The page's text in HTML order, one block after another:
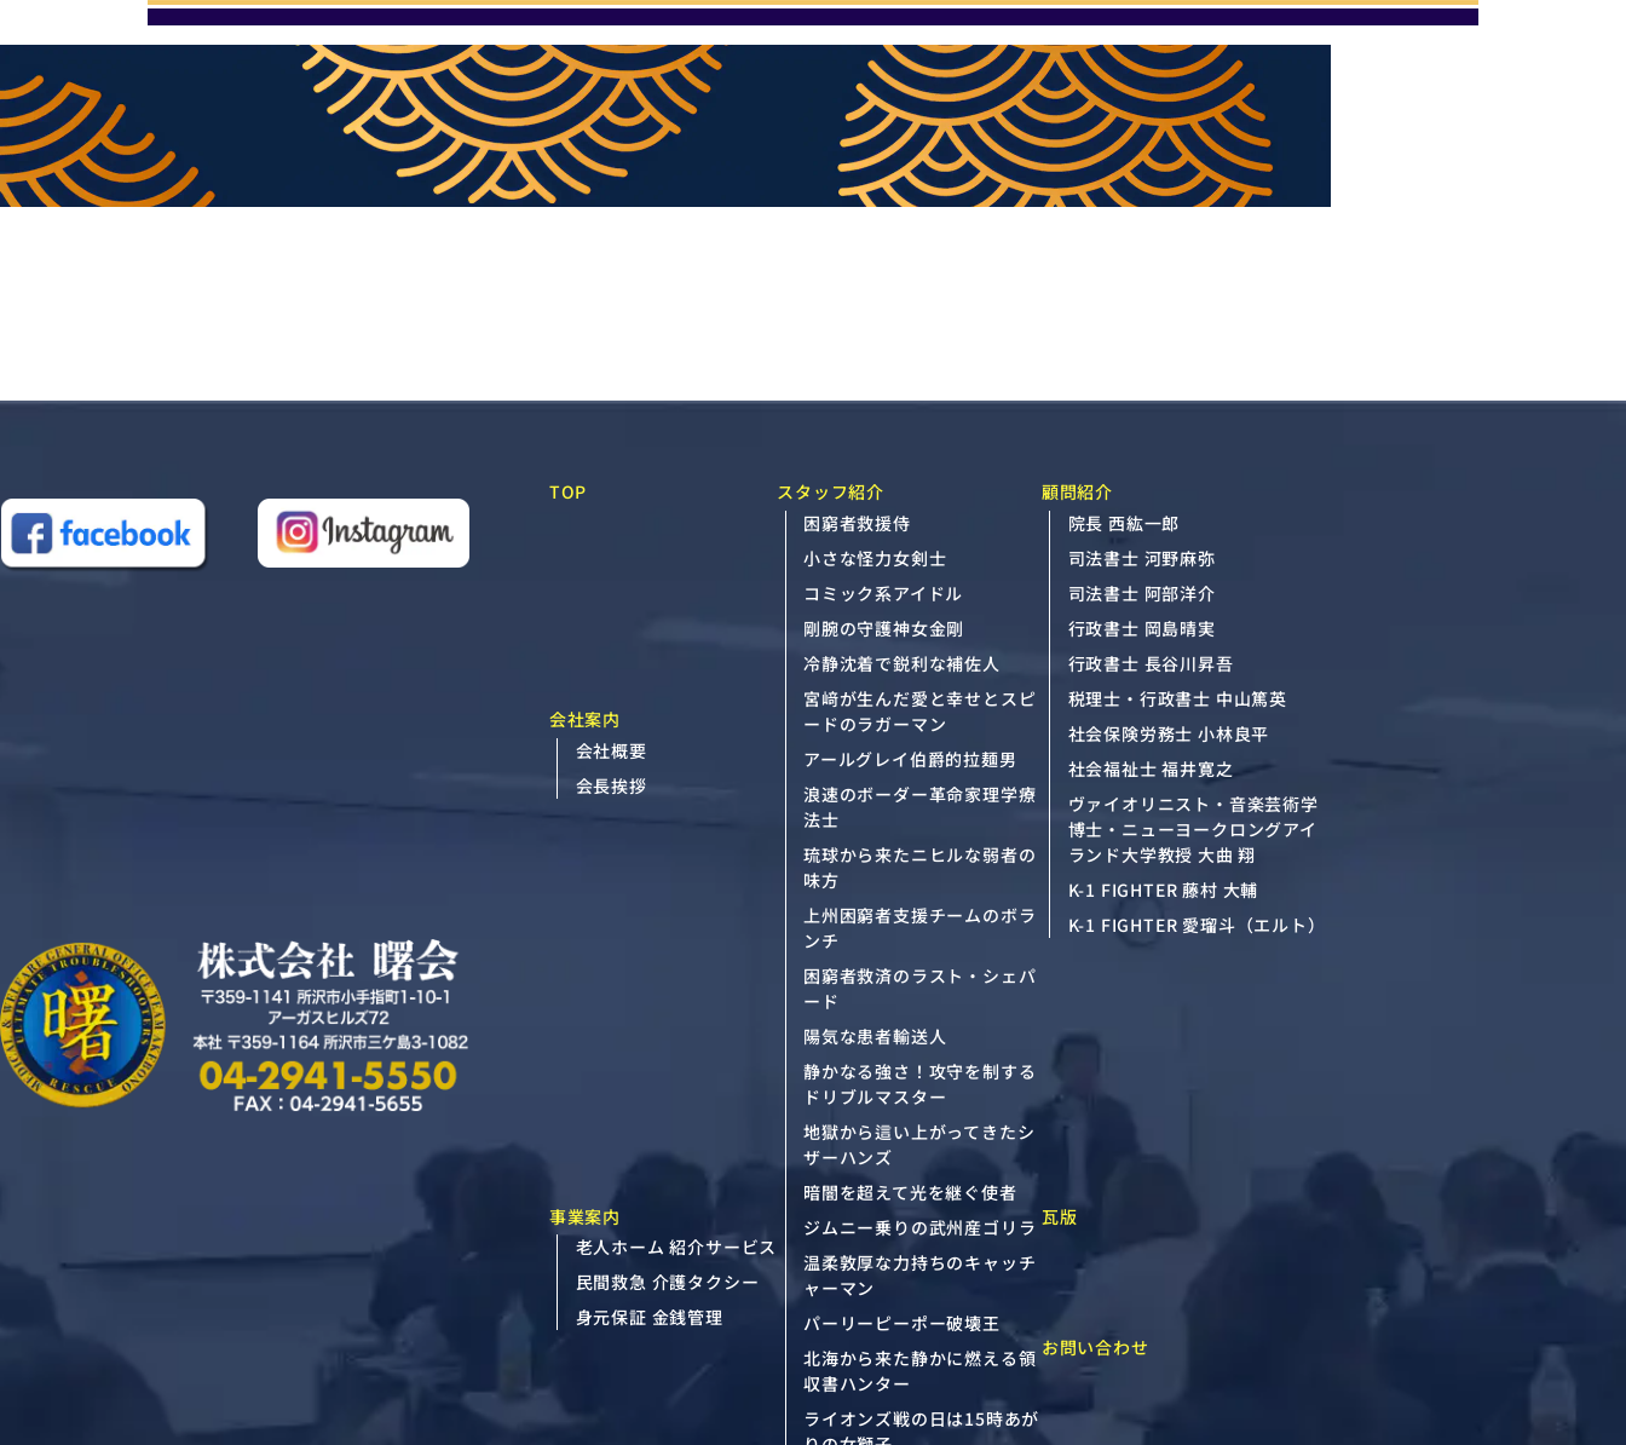
TOP
会社案内
会社概要
会長挨拶
事業案内
老人ホーム 紹介サービス
民間救急 介護タクシー
身元保証 金銭管理
スタッフ紹介
困窮者救援侍
小さな怪力女剣士
コミック系アイドル
剛腕の守護神女金剛
冷静沈着で鋭利な補佐人
宮﨑が生んだ愛と幸せとスピ
ードのラガーマン
アールグレイ伯爵的拉麺男
浪速のボーダー革命家理学療
法士
琉球から来たニヒルな弱者の
味方
上州困窮者支援チームのボラ
ンチ
困窮者救済のラスト・シェパ
ード
陽気な患者輸送人
静かなる強さ！攻守を制する
ドリブルマスター
地獄から這い上がってきたシ
ザーハンズ
暗闇を超えて光を継ぐ使者
ジムニー乗りの武州産ゴリラ
温柔敦厚な力持ちのキャッチ
ャーマン
パーリーピーポー破壊王
北海から来た静かに燃える領
収書ハンター
ライオンズ戦の日は15時あが
顧問紹介
院長 西紘一郎
司法書士 河野麻弥
司法書士 阿部洋介
行政書士 岡島晴実
行政書士 長谷川昇吾
税理士・行政書士 中山篤英
社会保険労務士 小林良平
社会福祉士 福井寛之
ヴァイオリニスト・音楽芸術学
博士・ニューヨークロングアイ
ランド大学教授 大曲 翔
K-1 FIGHTER 藤村 大輔
K-1 FIGHTER 愛瑠斗（エルト）
瓦版
お問い合わせ